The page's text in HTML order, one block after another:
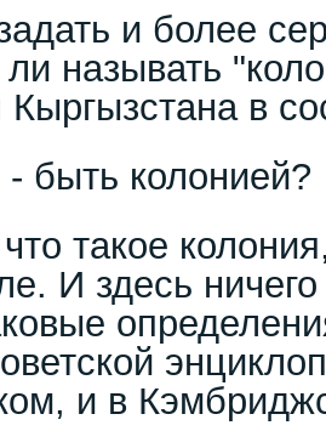
и более
ли называть
Кыргызстана в
- быть колонией?
такое
И здесь
и в